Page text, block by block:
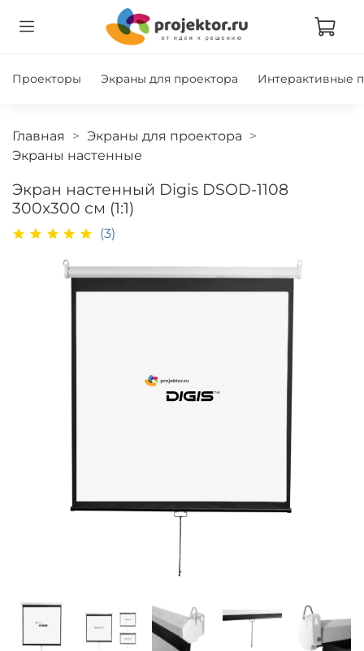
Проекторы Экраны для проектора Интерактивные
Главная
Экраны для проектора
Экраны настенные
Экран настенный Digis DSOD-1108
300x300 см (1:1)
(3)